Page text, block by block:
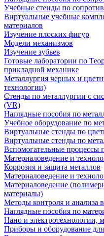
Учебные стенды по
Виртуальные учебные
материалов
Изучение плоских фигур
Модели механизмов
Изучение зубьев
Готовые лаборатории по
прикладной механике
Металлургия черных и
технологии)
Cтенды по металлургии с
(VR)
Наглядные пособия по
Учебное оборудование по
Виртуальные стенды по
Виртуальные стенды по
Вспомогательные процессы
Материаловедение и
Коррозия и защита металлов
Материаловедение и
Материаловедение
материалы)
Методы контроля и анализа
Наглядные пособия по
Нано и электротехнологии,
Приборы и оборудование